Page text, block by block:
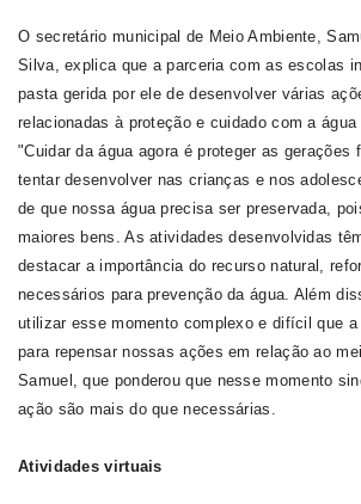
O secretário municipal de Meio Ambiente,
Silva, explica que a parceria com as escolas
pasta gerida por ele de desenvolver várias
relacionadas à proteção e cuidado com a água
"Cuidar da água agora é proteger as gerações
tentar desenvolver nas crianças e nos
de que nossa água precisa ser preservada,
maiores bens. As atividades desenvolvidas
destacar a importância do recurso natural,
necessários para prevenção da água. Além
utilizar esse momento complexo e difícil que a
para repensar nossas ações em relação ao
Samuel, que ponderou que nesse momento
ação são mais do que necessárias.
Atividades virtuais